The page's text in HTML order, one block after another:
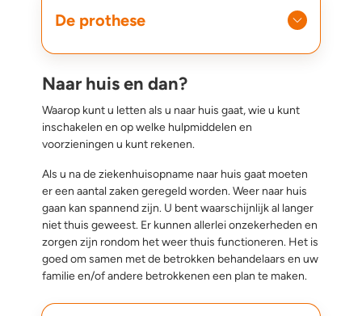
De prothese
Naar huis en dan?
Waarop kunt u letten als u naar huis gaat, wie u kunt
inschakelen en op welke hulpmiddelen en
voorzieningen u kunt rekenen.
Als u na de ziekenhuisopname naar huis gaat moeten
er een aantal zaken geregeld worden. Weer naar huis
gaan kan spannend zijn. U bent waarschijnlijk al langer
niet thuis geweest. Er kunnen allerlei onzekerheden en
zorgen zijn rondom het weer thuis functioneren. Het is
goed om samen met de betrokken behandelaars en uw
familie en/of andere betrokkenen een plan te maken.